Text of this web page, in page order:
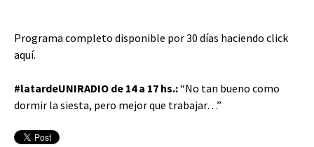
Programa completo disponible por 30 días haciendo click
aquí.
#latardeUNIRADIO de 14 a 17 hs.:“No tan bueno como
dormir la siesta, pero mejor que trabajar…”